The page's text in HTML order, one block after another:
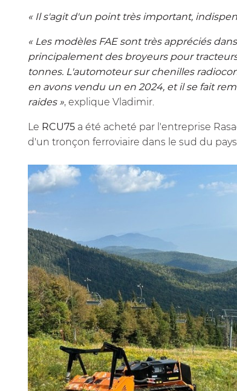
« Il s'agit d'un point très important,
« Les modèles FAE sont très appréciés
principalement des broyeurs pour
tonnes. L'automoteur sur chenilles
en avons vendu un en 2024, et il se fait
raides », explique Vladimir.
Le RCU75a été acheté par l'entreprise
d'un tronçon ferroviaire dans le sud du